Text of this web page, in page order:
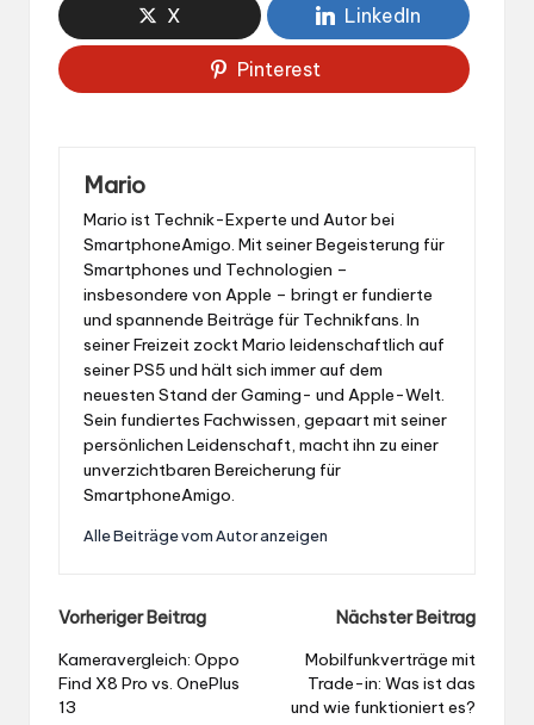
X LinkedIn
Pinterest
Mario
Mario ist Technik-Experte und Autor bei
SmartphoneAmigo. Mit seiner Begeisterung für
Smartphones und Technologien –
insbesondere von Apple – bringt er fundierte
und spannende Beiträge für Technikfans. In
seiner Freizeit zockt Mario leidenschaftlich auf
seiner PS5 und hält sich immer auf dem
neuesten Stand der Gaming- und Apple-Welt.
Sein fundiertes Fachwissen, gepaart mit seiner
persönlichen Leidenschaft, macht ihn zu einer
unverzichtbaren Bereicherung für
SmartphoneAmigo.
Alle Beiträge vom Autor anzeigen
Post
navigation
Vorheriger Beitrag
Kameravergleich: Oppo
Find X8 Pro vs. OnePlus
13
Nächster Beitrag
Mobilfunkverträge mit
Trade-in: Was ist das
und wie funktioniert es?